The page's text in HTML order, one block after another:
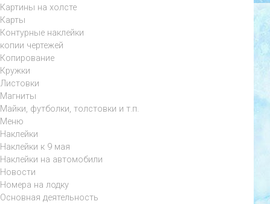
Картины на холсте
Карты
Контурные наклейки
копии чертежей
Копирование
Кружки
Листовки
Магниты
Майки, футболки, толстовки и т.п.
Меню
Наклейки
Наклейки к 9 мая
Наклейки на автомобили
Новости
Номера на лодку
Основная деятельность